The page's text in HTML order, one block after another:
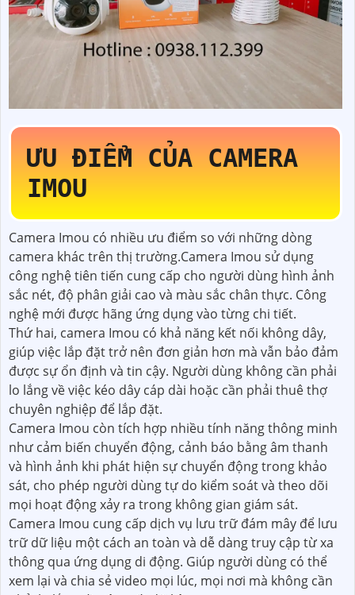
ƯU ĐIỂM CỦA CAMERA
IMOU
Camera Imou có nhiều ưu điểm so với những dòng
camera khác trên thị trường.Camera Imou sử dụng
công nghệ tiên tiến cung cấp cho người dùng hình ảnh
sắc nét, độ phân giải cao và màu sắc chân thực. Công
nghệ mới được hãng ứng dụng vào từng chi tiết.
Thứ hai, camera Imou có khả năng kết nối không dây,
giúp việc lắp đặt trở nên đơn giản hơn mà vẫn bảo đảm
được sự ổn định và tin cậy. Người dùng không cần phải
lo lắng về việc kéo dây cáp dài hoặc cần phải thuê thợ
chuyên nghiệp để lắp đặt.
Camera Imou còn tích hợp nhiều tính năng thông minh
như cảm biến chuyển động, cảnh báo bằng âm thanh
và hình ảnh khi phát hiện sự chuyển động trong khảo
sát, cho phép người dùng tự do kiểm soát và theo dõi
mọi hoạt động xảy ra trong không gian giám sát.
Camera Imou cung cấp dịch vụ lưu trữ đám mây để lưu
trữ dữ liệu một cách an toàn và dễ dàng truy cập từ xa
thông qua ứng dụng di động. Giúp người dùng có thể
xem lại và chia sẻ video mọi lúc, mọi nơi mà không cần